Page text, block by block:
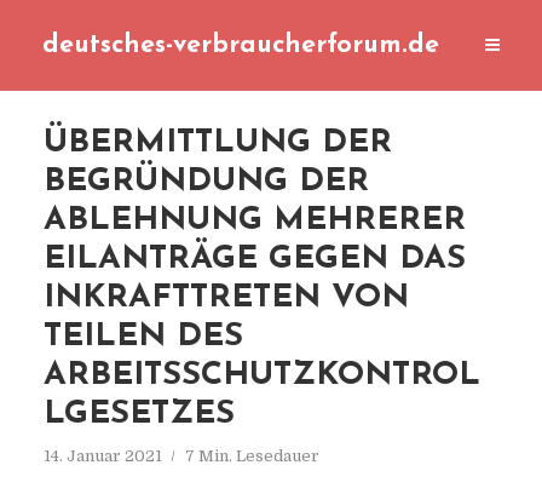
deutsches-verbraucherforum.de
ÜBERMITTLUNG DER
BEGRÜNDUNG DER
ABLEHNUNG MEHRERER
EILANTRÄGE GEGEN DAS
INKRAFTTRETEN VON
TEILEN DES
ARBEITSSCHUTZKONTROL
LGESETZES
14. Januar 2021 7 Min. Lesedauer